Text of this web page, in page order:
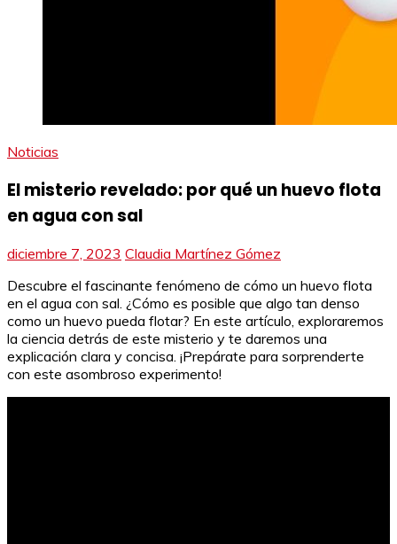
Noticias
El misterio revelado: por qué un huevo flota
en agua con sal
diciembre 7, 2023 Claudia Martínez Gómez
Descubre el fascinante fenómeno de cómo un huevo flota
en el agua con sal. ¿Cómo es posible que algo tan denso
como un huevo pueda flotar? En este artículo, exploraremos
la ciencia detrás de este misterio y te daremos una
explicación clara y concisa. ¡Prepárate para sorprenderte
con este asombroso experimento!